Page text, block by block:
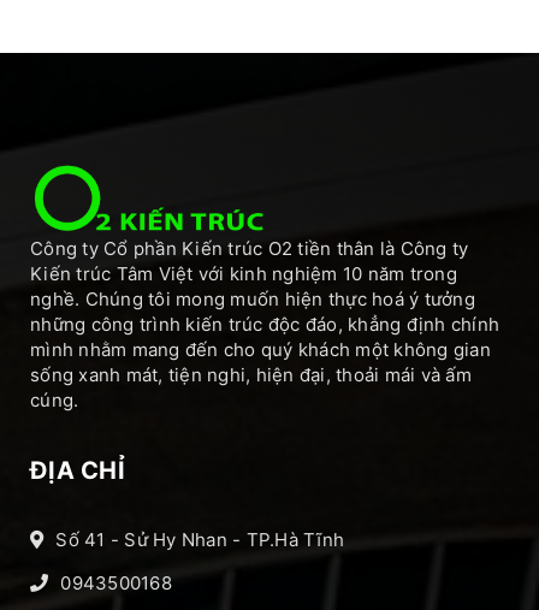
Công ty Cổ phần Kiến trúc O2 tiền thân là Công ty
Kiến trúc Tâm Việt với kinh nghiệm 10 năm trong
nghề. Chúng tôi mong muốn hiện thực hoá ý tưởng
những công trình kiến trúc độc đáo, khẳng định chính
mình nhằm mang đến cho quý khách một không gian
sống xanh mát, tiện nghi, hiện đại, thoải mái và ấm
cúng.
ĐỊA CHỈ
Số 41 - Sử Hy Nhan - TP.Hà Tĩnh
0943500168